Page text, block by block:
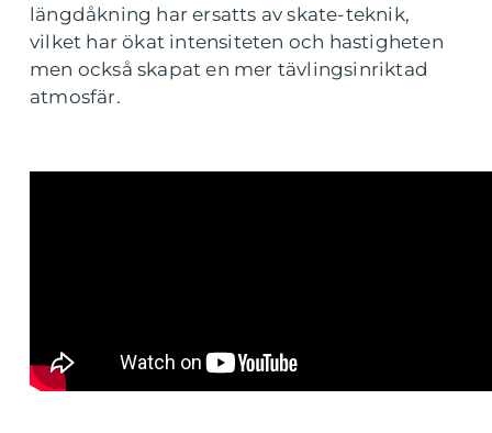
längdåkning har ersatts av skate-teknik,
vilket har ökat intensiteten och hastigheten
men också skapat en mer tävlingsinriktad
atmosfär.